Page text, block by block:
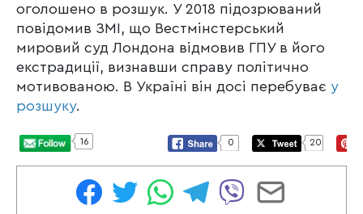
оголошено в розшук. У 2018 підозрюваний
повідомив ЗМІ, що Вестмінстерський
мировий суд Лондона відмовив ГПУ в його
екстрадиції, визнавши справу політично
мотивованою. В Україні він досі перебуває у
розшуку.
16 0 20